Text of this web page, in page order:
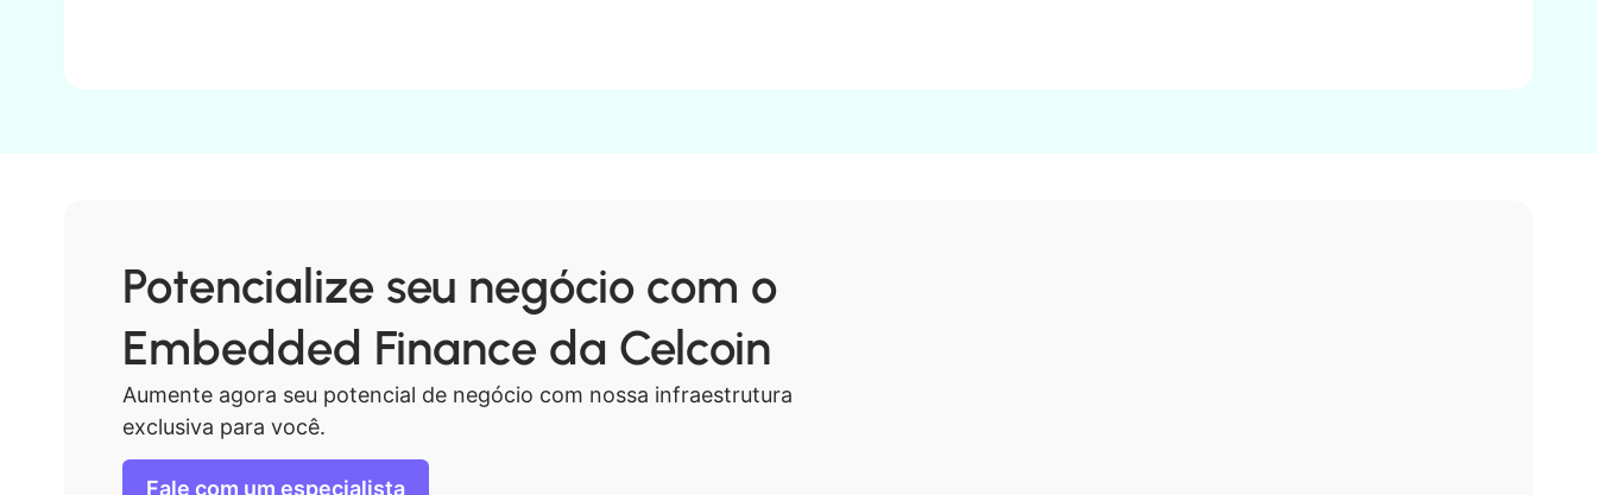
Potencialize seu negócio com o
Embedded Finance da Celcoin
Aumente agora seu potencial de negócio com nossa infraestrutura
exclusiva para você.
Fale com um especialista